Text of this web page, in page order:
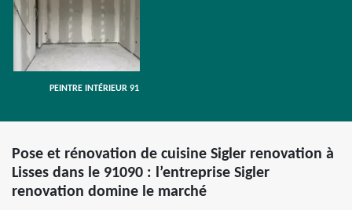
PEINTRE INTÉRIEUR 91
Pose et rénovation de cuisine Sigler renovation à
Lisses dans le 91090 : l’entreprise Sigler
renovation domine le marché